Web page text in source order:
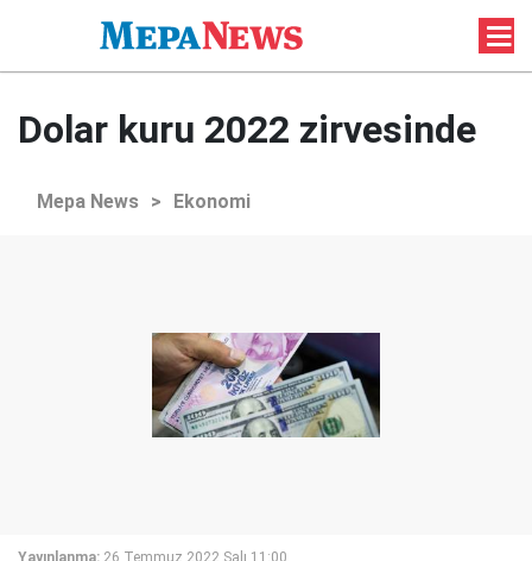
Dolar kuru 2022 zirvesinde
Mepa News > Ekonomi
Yayınlanma: 26 Temmuz 2022 Salı 11:00